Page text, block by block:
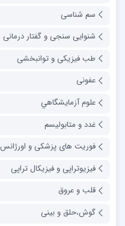
سم شناسی
شنوایی سنجی و گفتار درمانی
طب فیزیکی و توانبخشی
عفونی
علوم آزمايشگاهي
غدد و متابولیسم
فوریت های پزشکی و اورژانس
فیزیوتراپی و فیزیکال تراپی
قلب و عروق
گوش،حلق و بینی